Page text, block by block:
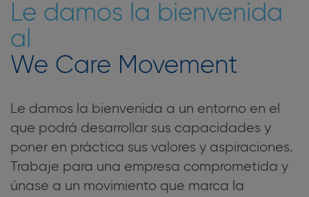
Le damos la bienvenida
al
We Care Movement
Le damos la bienvenida a un entorno en el
que podrá desarrollar sus capacidades y
poner en práctica sus valores y aspiraciones.
Trabaje para una empresa comprometida y
únase a un movimiento que marca la